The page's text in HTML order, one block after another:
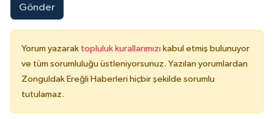
Gönder
Yorum yazarak topluluk kurallarımızı kabul etmiş bulunuyor
ve tüm sorumluluğu üstleniyorsunuz. Yazılan yorumlardan
Zonguldak Ereğli Haberleri hiçbir şekilde sorumlu
tutulamaz.